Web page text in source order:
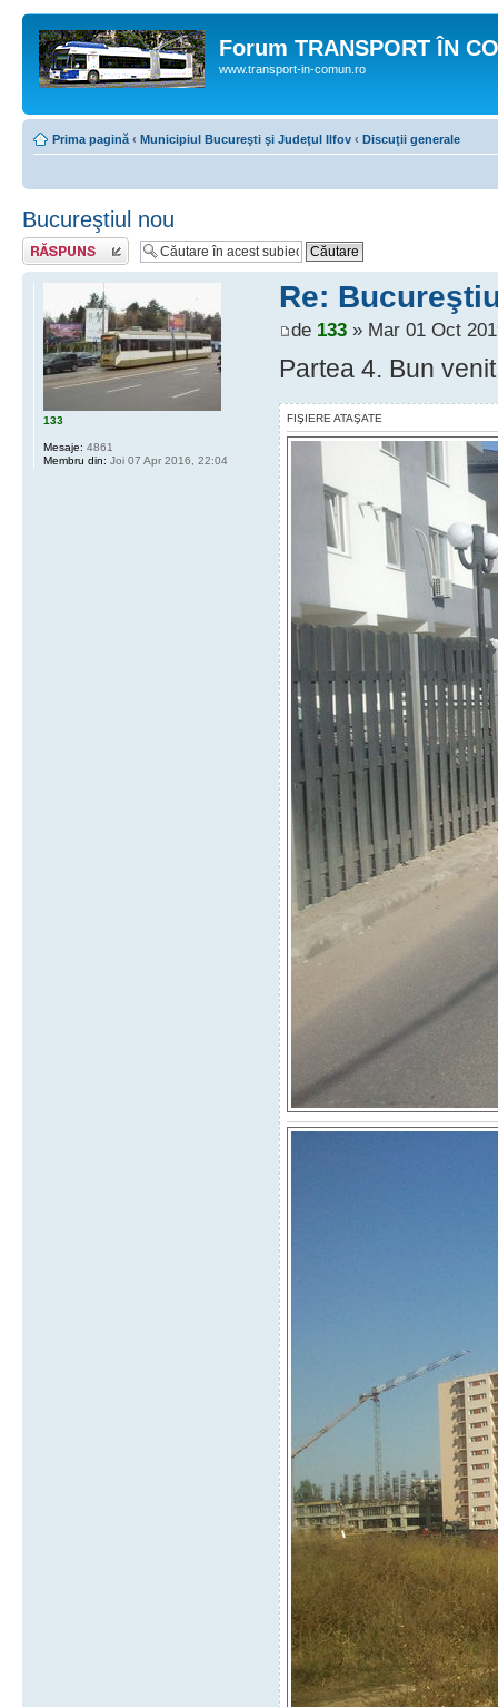
Forum TRANSPORT ÎN
www.transport-in-comun.ro
Prima pagină ‹ Municipiul Bucureşti şi Judeţul Ilfov ‹ Discuţii generale
Bucureştiul nou
Răspunde
Re:
de 133» Mar 01 Oct
Partea 4. Bun
FIŞIERE ATAŞATE
133
Mesaje: 4861
Membru din: Joi 07 Apr 2016, 22:04